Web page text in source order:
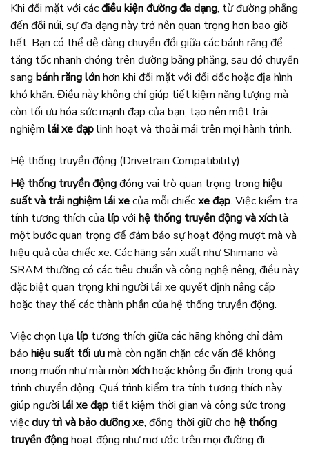
Khi đối mặt với cácđiều kiện đường đa dạng, từ đường phẳng
đến đồi núi, sự đa dạng này trở nên quan trọng hơn bao giờ
hết. Bạn có thể dễ dàng chuyển đổi giữa các bánh răng để
tăng tốc nhanh chóng trên đường bằng phẳng, sau đó chuyển
sang bánh răng lớnhơn khi đối mặt với đồi dốc hoặc địa hình
khó khăn. Điều này không chỉ giúp tiết kiệm năng lượng mà
còn tối ưu hóa sức mạnh đạp của bạn, tạo nên một trải
nghiệm lái xe đạplinh hoạt và thoải mái trên mọi hành trình.
Hệ thống truyền động (Drivetrain Compatibility)
Hệ thống truyền độngđóng vai trò quan trọng trong hiệu
suất và trải nghiệm lái xecủa mỗi chiếcxe đạp. Việc kiểm tra
tính tương thích của lípvới hệ thống truyền động và xíchlà
một bước quan trọng để đảm bảo sự hoạt động mượt mà và
hiệu quả của chiếc xe. Các hãng sản xuất như Shimano và
SRAM thường có các tiêu chuẩn và công nghệ riêng, điều này
đặc biệt quan trọng khi người lái xe quyết định nâng cấp
hoặc thay thế các thành phần của hệ thống truyền động.
Việc chọn lựa líp tương thích giữa các hãng không chỉ đảm
bảo hiệu suất tối ưumà còn ngăn chặn các vấn đề không
mong muốn như mài mòn xíchhoặc không ổn định trong quá
trình chuyển động. Quá trình kiểm tra tính tương thích này
giúp người lái xe đạp tiết kiệm thời gian và công sức trong
việcduy trì và bảo dưỡng xe, đồng thời giữ cho hệ thống
truyền độnghoạt động như mơ ước trên mọi đường đi.